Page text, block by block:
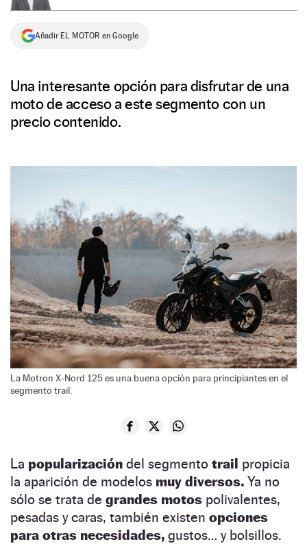
Añadir EL MOTOR en Google
Una interesante opción para disfrutar de una
moto de acceso a este segmento con un
precio contenido.
La Motron X-Nord 125 es una buena opción para principiantes en el
segmento trail.
La popularización del segmento trail propicia
la aparición de modelos muy diversos. Ya no
sólo se trata de grandes motos polivalentes,
pesadas y caras, también existen opciones
para otras necesidades, gustos… y bolsillos.